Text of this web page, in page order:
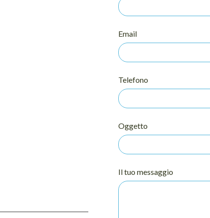
Email
Telefono
Oggetto
Il tuo messaggio